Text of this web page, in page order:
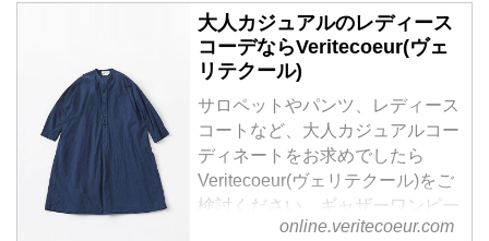
大人カジュアルのレディース
コーデならVeritecoeur(ヴェ
リテクール)
サロペットやパンツ、レディース
コートなど、大人カジュアルコー
ディネートをお求めでしたら
Veritecoeur(ヴェリテクール)をご
検討ください。ギャザーワンピー
スやインナーワンピース、繊細な
online.veritecoeur.com